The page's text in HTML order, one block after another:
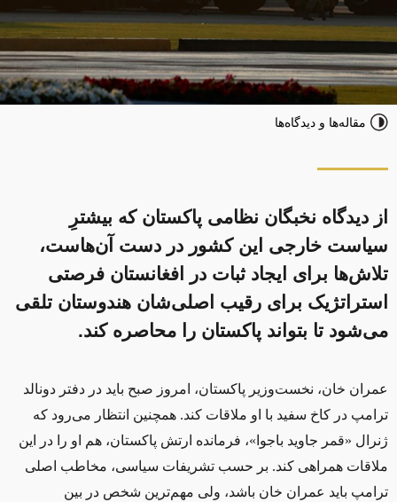
مقاله‌ها و دیدگاه‌ها
از دیدگاه نخبگان نظامی پاکستان که بیشترِ
سیاست خارجی این کشور در دست آن‌هاست،
تلاش‌ها برای ایجاد ثبات در افغانستان فرصتی
استراتژیک برای رقیب اصلی‌شان هندوستان تلقی
می‌شود تا بتواند پاکستان را محاصره کند.
عمران ‌خان، نخست‌وزیر پاکستان، امروز صبح باید در دفتر دونالد
ترامپ در کاخ سفید با او ملاقات کند. همچنین انتظار می‌رود که
ژنرال «قمر جاوید باجوا»، فرمانده ارتش پاکستان، هم او را در این
ملاقات همراهی کند. بر حسب تشریفات سیاسی، مخاطب اصلی
ترامپ باید عمران ‌خان باشد، ولی مهم‌ترین شخص در بین